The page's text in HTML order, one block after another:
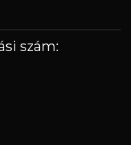
szám: